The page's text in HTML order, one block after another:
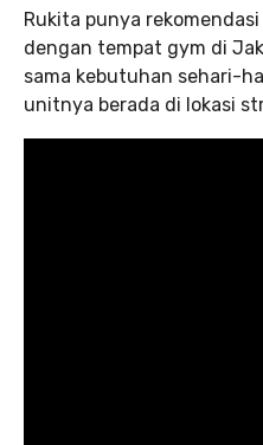
Rukita punya rekomendasi
dengan tempat gym di
sama kebutuhan sehari-
unitnya berada di lokasi